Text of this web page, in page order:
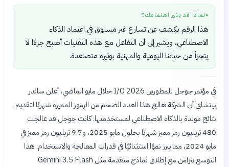
● لماذا قد يثير اهتمامك؟
هذا الرقم يكشف عن تسارع غير مسبوق في اعتماد الذكاء
الاصطناعي، ويشير إلى أن التفاعل مع هذه التقنيات أصبح جزءًا لا
يتجزأ من حياتنا اليومية والمهنية بوتيرة متصاعدة.
في مؤتمر جوجل للمطورين I/O 2026 خلال مايو الماضي، أعلن ساندر
بيتشاي أن الشركة تعالج هذا العدد الضخم من الرموز المميزة شهريًا لتقديم
نتائج مولدة بالذكاء الاصطناعي لمستخدميها. كانت جوجل قد عالجت
480 تريليون رمز مميز شهريًا بحلول مايو 2025، و9.7 تريليون رمز مميز في
مايو 2024، مما يبرز نموًا استثنائيًا في قدرات المعالجة والاستخدام. هذا
التوسع يتزامن مع إطلاق نماذج متقدمة مثل Gemini 3.5 Flash